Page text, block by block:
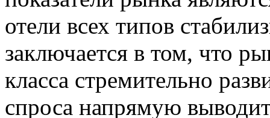
отели всех типов
заключается в том, что
класса стремительно
спроса напрямую